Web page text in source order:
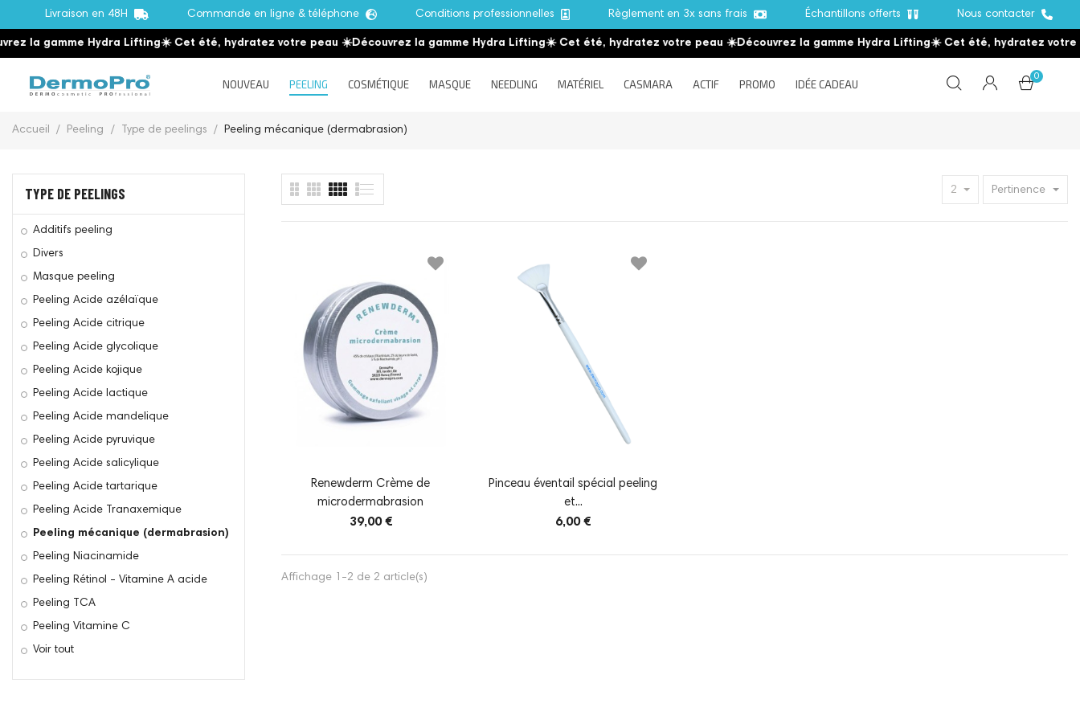
Livraison en 48H Commande en ligne & téléphone Conditions professionnelles Règlement en 3x sans frais Échantillons offerts Nous contacter
la gamme Hydra Lifting☀️ Cet été, hydratez votre peau ☀️ Découvrez la gamme Hydra Lifting☀️ Cet été, hydratez votre peau ☀️ Découvrez la gamme Hydra Lifting☀️ Cet été, hydratez votre
NOUVEAU PEELING COSMÉTIQUE MASQUE NEEDLING MATÉRIEL CASMARA ACTIF PROMO IDÉE CADEAU
0
Accueil Peeling Type de peelings Peeling mécanique (dermabrasion)
TYPE DE PEELINGS
Additifs peeling
Divers
Masque peeling
Peeling Acide azélaïque
Peeling Acide citrique
Peeling Acide glycolique
Peeling Acide kojique
Peeling Acide lactique
Peeling Acide mandelique
Peeling Acide pyruvique
Peeling Acide salicylique
Peeling Acide tartarique
Peeling Acide Tranaxemique
Peeling mécanique (dermabrasion)
Peeling Niacinamide
Peeling Rétinol - Vitamine A acide
Peeling TCA
Peeling Vitamine C
Voir tout
2 Pertinence
Renewderm Crème de
microdermabrasion
39,00 €
Pinceau éventail spécial peeling
et...
6,00 €
Affichage 1-2 de 2 article(s)